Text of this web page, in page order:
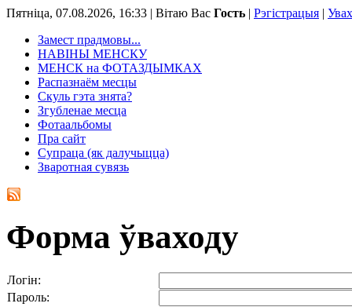
Пятніца, 07.08.2026, 16:33 | Вітаю Вас Гость | Рэгістрацыя |
Замест прадмовы...
НАВІНЫ МЕНСКУ
МЕНСК на ФОТАЗДЫМКАХ
Распазнаём месцы
Скуль гэта знята?
Згубленае месца
Фотаальбомы
Пра сайт
Супраца (як далучыцца)
Зваротная сувязь
Форма ўваходу
Логін:
Пароль: